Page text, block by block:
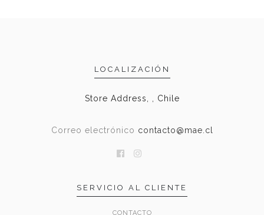
LOCALIZACIÓN
Store Address, , Chile
Correo electrónico contacto@mae.cl
SERVICIO AL CLIENTE
CONTACTO